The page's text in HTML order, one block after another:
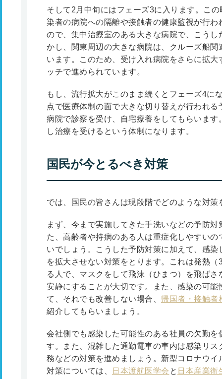
そして2月中旬にはフェーズ3に入ります。こ
染者の病院への隔離や接触者の健康監視が行
ので、集中治療室のある大きな病院で、こう
かし、関東周辺の大きな病院は、クルーズ船
います。このため、受け入れ病院をさらに拡
ッチで進められています。
もし、流行拡大がこのまま続くとフェーズ4に
点で医療体制の面で大きな切り替えが行われ
病院で診察を受け、自宅療養をしてもらいま
し治療を受けるという体制になります。
国民が今とるべき対策
では、国民の皆さんは現段階でどのような対
まず、今まで実施してきた手洗いなどの予防
た、高齢者や持病のある人は重症化しやすい
いでしょう。こうした予防対策に加えて、感
を拡大させない対策をとります。これは発熱
る人で、マスクをして飛沫（ひまつ）を飛ば
安静にすることが大切です。また、感染の可
て、それでも改善しない場合、 帰国者・接触者
紹介してもらいましょう。
会社側でも感染した可能性のある社員の欠勤
す。また、混雑した通勤電車の車内は感染リ
務などの対策を進めましょう。新型コロナウ
対策については、
日本渡航医学会 と 日本産業衛